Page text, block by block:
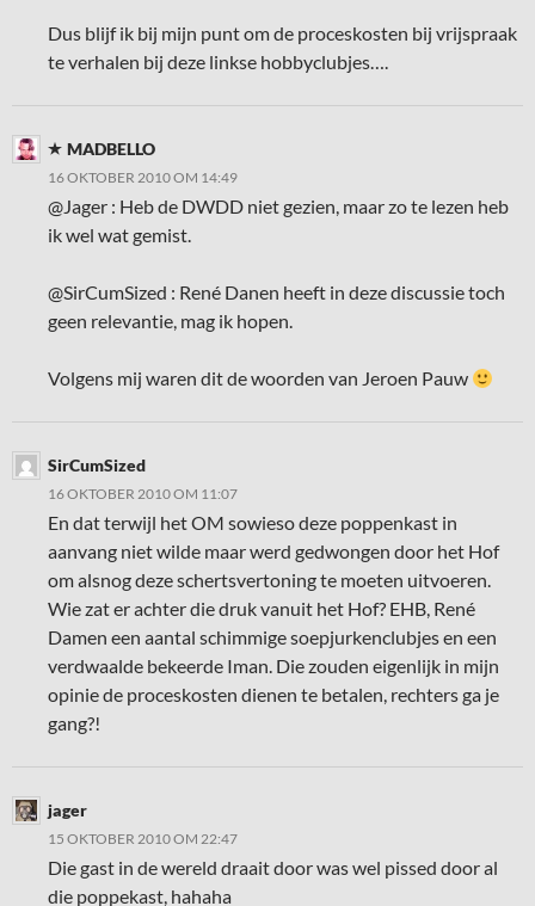
Dus blijf ik bij mijn punt om de proceskosten bij vrijspraak
te verhalen bij deze linkse hobbyclubjes….
MADBELLO
16 OKTOBER 2010 OM 14:49
@Jager : Heb de DWDD niet gezien, maar zo te lezen heb
ik wel wat gemist.
@SirCumSized : René Danen heeft in deze discussie toch
geen relevantie, mag ik hopen.
Volgens mij waren dit de woorden van Jeroen Pauw
SirCumSized
16 OKTOBER 2010 OM 11:07
En dat terwijl het OM sowieso deze poppenkast in
aanvang niet wilde maar werd gedwongen door het Hof
om alsnog deze schertsvertoning te moeten uitvoeren.
Wie zat er achter die druk vanuit het Hof? EHB, René
Damen een aantal schimmige soepjurkenclubjes en een
verdwaalde bekeerde Iman. Die zouden eigenlijk in mijn
opinie de proceskosten dienen te betalen, rechters ga je
gang?!
jager
15 OKTOBER 2010 OM 22:47
Die gast in de wereld draait door was wel pissed door al
die poppekast, hahaha